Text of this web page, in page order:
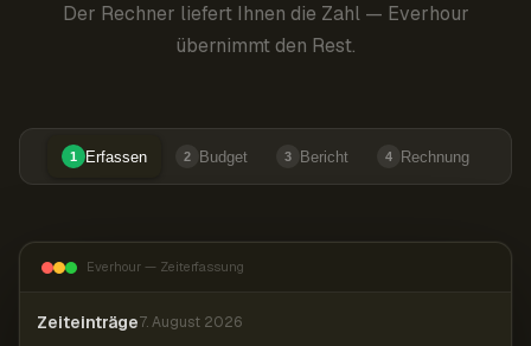
Der Rechner liefert Ihnen die Zahl — Everhour
übernimmt den Rest.
1 Erfassen 2 Budget 3 Bericht 4 Rechnung
Everhour — Zeiterfassung
Zeiteinträge7. August 2026